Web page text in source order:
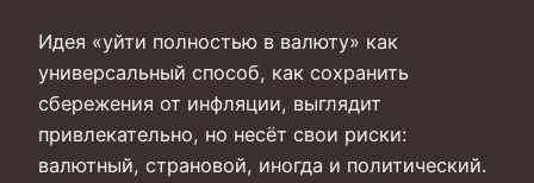
Идея «уйти полностью в валюту» как
универсальный способ, как сохранить
сбережения от инфляции, выглядит
привлекательно, но несёт свои риски:
валютный, страновой, иногда и политический.